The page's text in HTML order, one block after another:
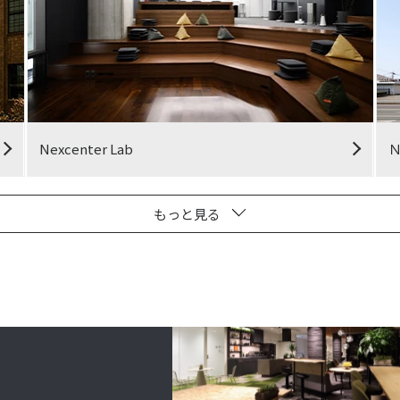
Nexcenter Lab
もっと見る